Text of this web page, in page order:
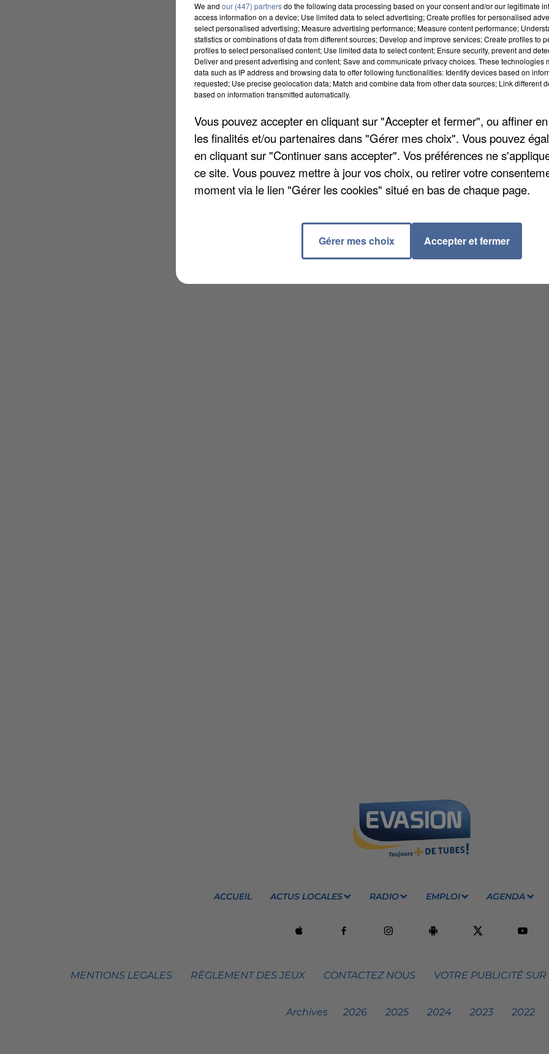
ACCUEIL ACTUS LOCALES RADIO EMPLOI AGENDA
MENTIONS LEGALES RÈGLEMENT DES JEUX CONTACTEZ NOUS VOTRE PUBLICITÉ
Archives 2026 2025 2024 2023 2022
We and our (447) partnersdo the following data processing based on your consent and/or our legitimate
access information on a device; Use limited data to select advertising; Create profiles for personalised
select personalised advertising; Measure advertising performance; Measure content performance;
statistics or combinations of data from different sources; Develop and improve services; Create profiles to
profiles to select personalised content; Use limited data to select content; Ensure security, prevent and
Deliver and present advertising and content; Save and communicate privacy choices. These technologies
data such as IP address and browsing data to offer following functionalities: Identify devices based on
requested; Use precise geolocation data; Match and combine data from other data sources; Link different
based on information transmitted automatically.
Vous pouvez accepter en cliquant sur "Accepter et fermer", ou affiner
les finalités et/ou partenaires dans "Gérer mes choix". Vous pouvez
en cliquant sur "Continuer sans accepter". Vos préférences ne
ce site. Vous pouvez mettre à jour vos choix, ou retirer votre
moment via le lien "Gérer les cookies" situé en bas de chaque page.
Gérer mes choix Accepter et fermer